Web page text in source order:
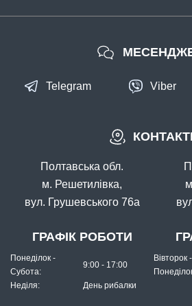
Полтавська обл.
м. Решетилівка,
вул. Грушевського 76а
ГРАФІК РОБОТИ
Понеділок -
Субота:
9:00 - 17:00
Неділя: День рибалки
Вівторок
Telegram Viber